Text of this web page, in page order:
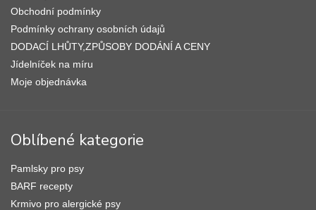
Obchodní podmínky
Podmínky ochrany osobních údajů
DODACÍ LHŮTY,ZPŮSOBY DODÁNÍ A CENY
Jídelníček na míru
Moje objednávka
Oblíbené kategorie
Pamlsky pro psy
BARF recepty
Krmivo pro alergické psy